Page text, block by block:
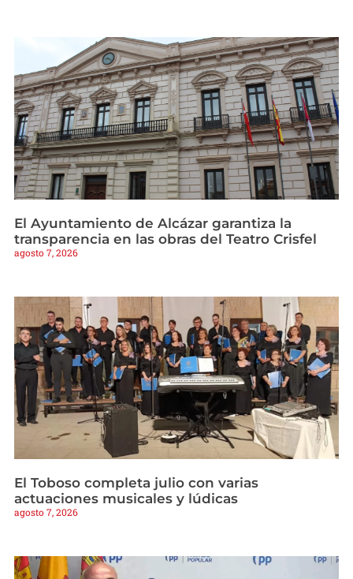
El Ayuntamiento de Alcázar garantiza la
transparencia en las obras del Teatro Crisfel
agosto 7, 2026
El Toboso completa julio con varias
actuaciones musicales y lúdicas
agosto 7, 2026